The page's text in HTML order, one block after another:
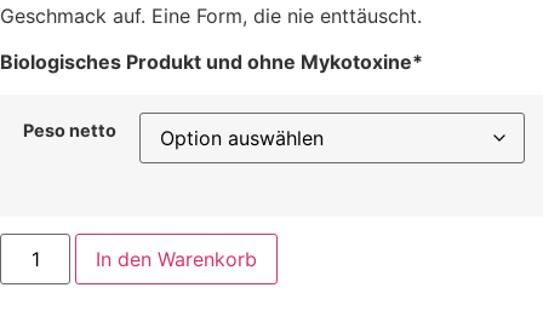
Geschmack auf. Eine Form, die nie enttäuscht.
Biologisches Produkt und ohne Mykotoxine*
Peso netto
In den Warenkorb